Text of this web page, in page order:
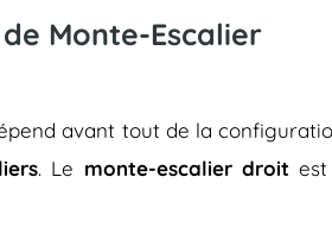
Monte-Escalier
avant tout de la
. Le monte-escalier droit